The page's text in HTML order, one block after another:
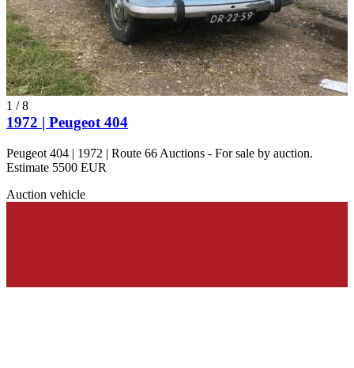
1 /8
1972 | Peugeot 404
Peugeot 404 | 1972 | Route 66 Auctions - For sale by auction.
Estimate 5500 EUR
Auction vehicle